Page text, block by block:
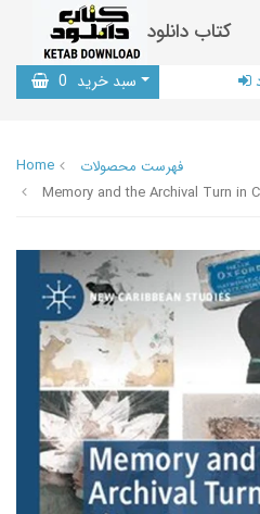
کتاب دانلود
سبد خرید 0
Home
فهرست محصولات
Memory and the Archival Turn in